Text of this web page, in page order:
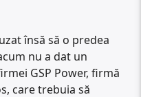
însă să o predea
nu a dat un
GSP Power, firmă
care trebuia să